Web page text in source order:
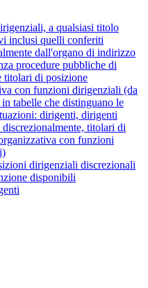
a qualsiasi titolo
inclusi quelli conferiti
dall'organo di indirizzo
procedure pubbliche di
titolari di posizione
con funzioni dirigenziali (da
tabelle che distinguano le
dirigenti, dirigenti
titolari di
con funzioni
dirigenziali discrezionali
disponibili